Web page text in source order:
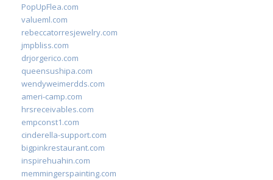
PopUpFlea.com
valueml.com
rebeccatorresjewelry.com
jmpbliss.com
drjorgerico.com
queensushipa.com
wendyweimerdds.com
ameri-camp.com
hrsreceivables.com
empconst1.com
cinderella-support.com
bigpinkrestaurant.com
inspirehuahin.com
memmingerspainting.com